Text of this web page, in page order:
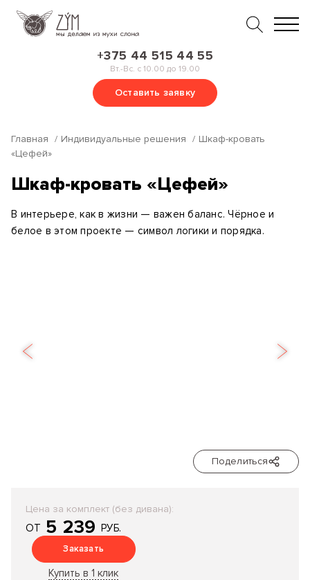
+375 44 515 44 55
Вт.-Вс. с 10.00 до 19.00
Оставить заявку
Главная Индивидуальные решения
Шкаф-кровать
«Цефей»
Поделиться
Шкаф-кровать «Цефей»
В интерьере, как в жизни — важен баланс. Чёрное и
белое в этом проекте — символ логики и порядка.
Цена за комплект (без дивана):
ОТ 5 239 РУБ.
Заказать
Купить в 1 клик